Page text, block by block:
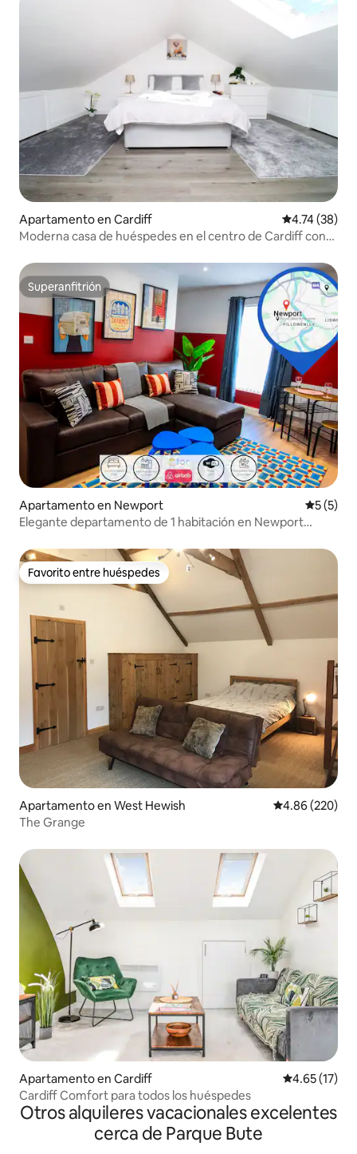
Apartamento en Cardiff Calificación
4.74 (38)
Moderna casa de huéspedes en el centro de Cardiff con
Superanfitrión
Superanfitrión
Apartamento en Newport
5 (5)
Elegante departamento de 1 habitación en Newport
Favorito entre huéspedes
Favorito entre huéspedes
Apartamento en West Hewish Calificación
4.86 (220)
The Grange
Apartamento en Cardiff Calificación
4.65 (17)
Cardiff Comfort para todos los huéspedes
Otros alquileres vacacionales excelentes
cerca de Parque Bute